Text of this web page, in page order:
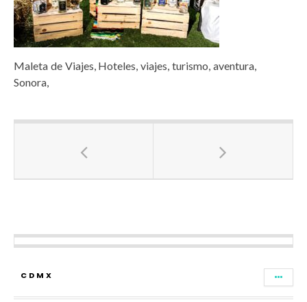
Maleta de Viajes, Hoteles, viajes, turismo, aventura,
Sonora,
CDMX